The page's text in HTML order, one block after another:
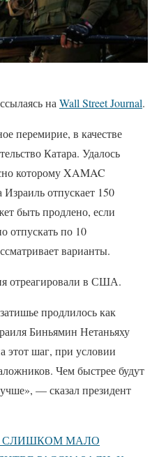
на Wall Street Journal.
перемирие, в качестве
Катара. Удалось
которому XAMAC
отпускает 150
быть продлено, если
отпускать по 10
варианты.
отреагировали в США.
продлилось как
Биньямин Нетаньяху
этот шаг, при условии
Чем быстрее будут
— сказал президент
СЛИШКОМ МАЛО